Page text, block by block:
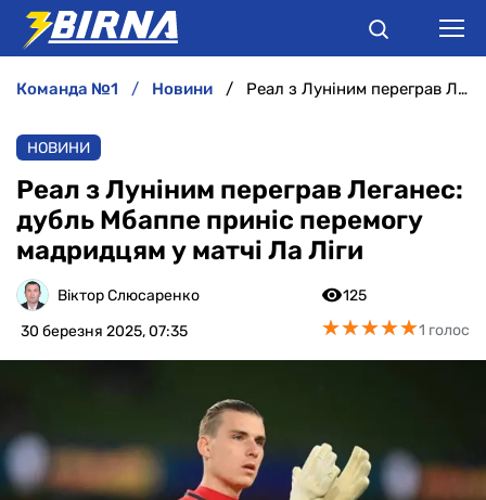
АНАЛІТИКА
ІНТЕРВ'Ю
РІЗНЕ
БУКМЕКЕРИ
команда №1 новини Реал з Луніним переграв Леганес: дубль Мбаппе приніс перемогу мадридцям у матчі Ла Ліги
НОВИНИ
Реал з Луніним переграв Леганес:
дубль Мбаппе приніс перемогу
мадридцям у матчі Ла Ліги
Віктор Слюсаренко
30 березня 2025, 07:35
125
★★★★★
★★★★★1 голос